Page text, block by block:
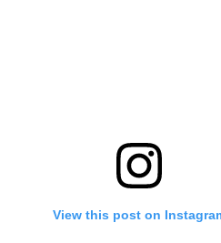
View this post on